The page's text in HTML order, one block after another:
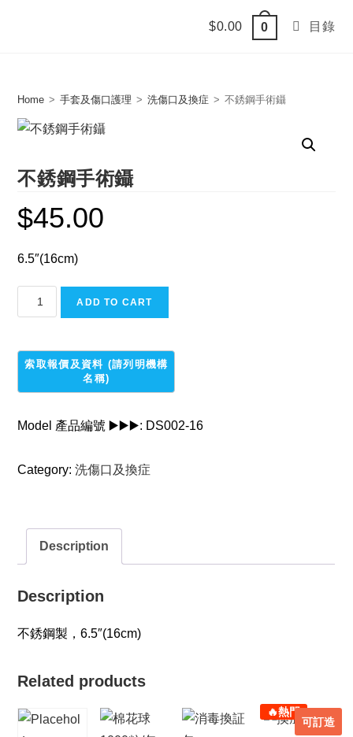
$0.00 0 目錄
Home > 手套及傷口護理 > 洗傷口及換症 > 不銹鋼手術鑷
不銹鋼手術鑷
$45.00
6.5″(16cm)
銹
手
術
鑷
ADD TO CART
Model 產品編號 ▶️▶️▶️: DS002-16
Category:洗傷口及換症
Description
Description
不銹鋼製，6.5″(16cm)
Related products
🔥熱門
可訂造